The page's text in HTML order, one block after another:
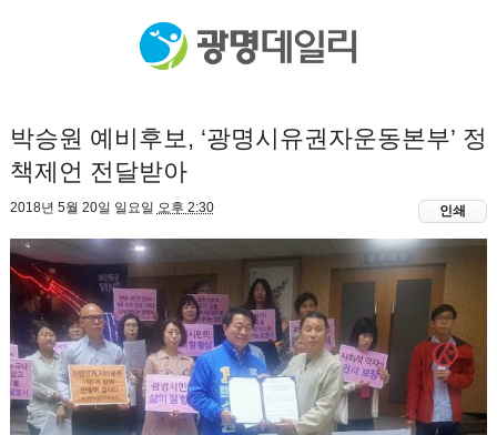
박승원 예비후보, ‘광명시유권자운동본부’ 정
책제언 전달받아
2018년 5월 20일 일요일 오후 2:30 인쇄